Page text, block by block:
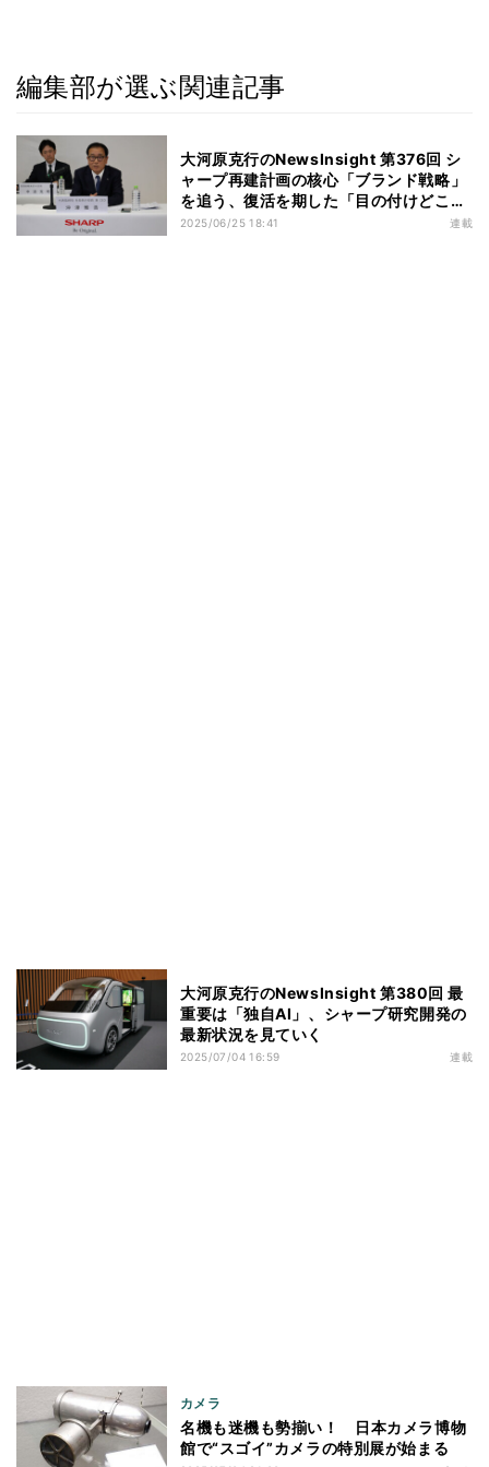
編集部が選ぶ関連記事
大河原克行のNewsInsight 第376回 シ
ャープ再建計画の核心「ブランド戦略」
を追う、復活を期した「目の付けどこ
ろ」の行方
2025/06/25 18:41 連載
大河原克行のNewsInsight 第380回 最
重要は「独自AI」、シャープ研究開発の
最新状況を見ていく
2025/07/04 16:59 連載
カメラ
名機も迷機も勢揃い！ 日本カメラ博物
館で“スゴイ”カメラの特別展が始まる